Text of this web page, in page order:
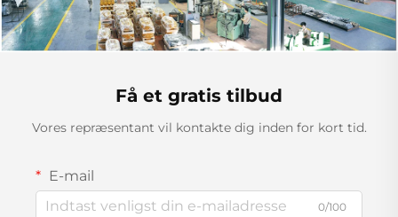
Få et gratis tilbud
Vores repræsentant vil kontakte dig inden for kort tid.
E-mail
0/100